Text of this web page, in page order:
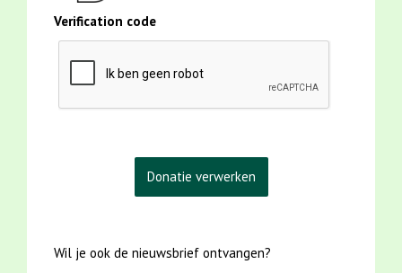
Verification code
Wil je ook de nieuwsbrief ontvangen?